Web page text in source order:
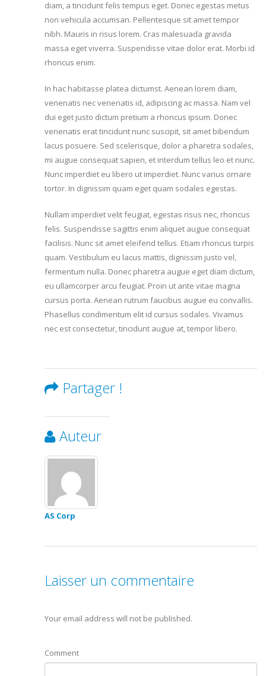
diam, a tincidunt felis tempus eget. Donec egestas metus
non vehicula accumsan. Pellentesque sit amet tempor
nibh. Mauris in risus lorem. Cras malesuada gravida
massa eget viverra. Suspendisse vitae dolor erat. Morbi id
rhoncus enim.
In hac habitasse platea dictumst. Aenean lorem diam,
venenatis nec venenatis id, adipiscing ac massa. Nam vel
dui eget justo dictum pretium a rhoncus ipsum. Donec
venenatis erat tincidunt nunc suscipit, sit amet bibendum
lacus posuere. Sed scelerisque, dolor a pharetra sodales,
mi augue consequat sapien, et interdum tellus leo et nunc.
Nunc imperdiet eu libero ut imperdiet. Nunc varius ornare
tortor. In dignissim quam eget quam sodales egestas.
Nullam imperdiet velit feugiat, egestas risus nec, rhoncus
felis. Suspendisse sagittis enim aliquet augue consequat
facilisis. Nunc sit amet eleifend tellus. Etiam rhoncus turpis
quam. Vestibulum eu lacus mattis, dignissim justo vel,
fermentum nulla. Donec pharetra augue eget diam dictum,
eu ullamcorper arcu feugiat. Proin ut ante vitae magna
cursus porta. Aenean rutrum faucibus augue eu convallis.
Phasellus condimentum elit id cursus sodales. Vivamus
nec est consectetur, tincidunt augue at, tempor libero.
Partager !
Auteur
AS Corp
Laisser un commentaire
Your email address will not be published.
Comment